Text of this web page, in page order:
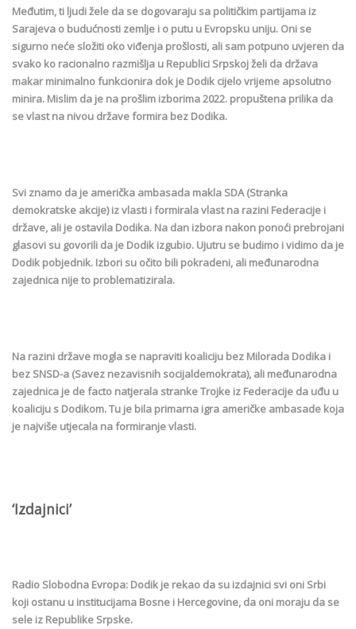
Međutim, ti ljudi žele da se dogovaraju sa političkim partijama iz
Sarajeva o budućnosti zemlje i o putu u Evropsku uniju. Oni se
sigurno neće složiti oko viđenja prošlosti, ali sam potpuno uvjeren da
svako ko racionalno razmišlja u Republici Srpskoj želi da država
makar minimalno funkcionira dok je Dodik cijelo vrijeme apsolutno
minira. Mislim da je na prošlim izborima 2022. propuštena prilika da
se vlast na nivou države formira bez Dodika.
Svi znamo da je američka ambasada makla SDA (Stranka
demokratske akcije) iz vlasti i formirala vlast na razini Federacije i
države, ali je ostavila Dodika. Na dan izbora nakon ponoći prebrojani
glasovi su govorili da je Dodik izgubio. Ujutru se budimo i vidimo da je
Dodik pobjednik. Izbori su očito bili pokradeni, ali međunarodna
zajednica nije to problematizirala.
Na razini države mogla se napraviti koaliciju bez Milorada Dodika i
bez SNSD-a (Savez nezavisnih socijaldemokrata), ali međunarodna
zajednica je de facto natjerala stranke Trojke iz Federacije da uđu u
koaliciju s Dodikom. Tu je bila primarna igra američke ambasade koja
je najviše utjecala na formiranje vlasti.
‘Izdajnici’
Radio Slobodna Evropa: Dodik je rekao da su izdajnici svi oni Srbi
koji ostanu u institucijama Bosne i Hercegovine, da oni moraju da se
sele iz Republike Srpske.